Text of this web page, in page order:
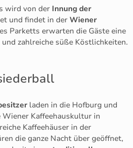
wird von der Innung der
und findet in der Wiener
Parketts erwarten die Gäste eine
zahlreiche süße Köstlichkeiten.
laden in die Hofburg und
Kaffeehauskultur in
Kaffeehäuser in der
die ganze Nacht über geöffnet,